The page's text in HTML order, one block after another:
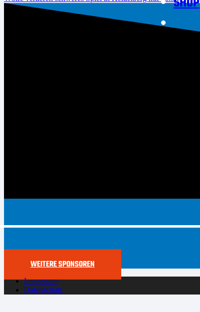
WEITERE SPONSOREN
Impressum
Datenschutz